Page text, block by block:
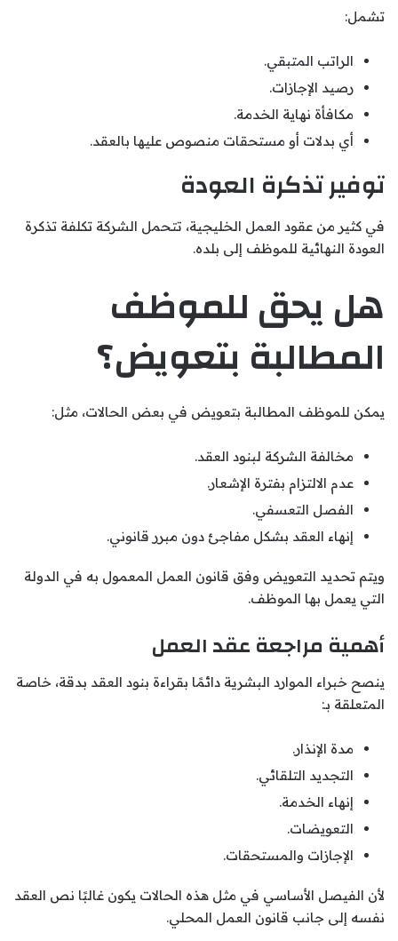
تشمل:
الراتب المتبقي.
رصيد الإجازات.
مكافأة نهاية الخدمة.
أي بدلات أو مستحقات منصوص عليها بالعقد.
توفير تذكرة العودة
في كثير من عقود العمل الخليجية، تتحمل الشركة تكلفة تذكرة
العودة النهائية للموظف إلى بلده.
هل يحق للموظف
المطالبة بتعويض؟
يمكن للموظف المطالبة بتعويض في بعض الحالات، مثل:
مخالفة الشركة لبنود العقد.
عدم الالتزام بفترة الإشعار.
الفصل التعسفي.
إنهاء العقد بشكل مفاجئ دون مبرر قانوني.
ويتم تحديد التعويض وفق قانون العمل المعمول به في الدولة
التي يعمل بها الموظف.
أهمية مراجعة عقد العمل
ينصح خبراء الموارد البشرية دائمًا بقراءة بنود العقد بدقة، خاصة
المتعلقة بـ:
مدة الإنذار.
التجديد التلقائي.
إنهاء الخدمة.
التعويضات.
الإجازات والمستحقات.
لأن الفيصل الأساسي في مثل هذه الحالات يكون غالبًا نص العقد
نفسه إلى جانب قانون العمل المحلي.